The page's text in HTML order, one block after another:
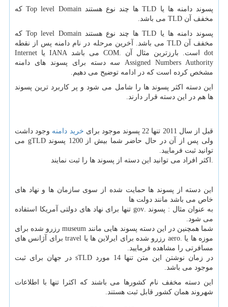
پسوند دامنه ها یا TLDها چند نوع هستندTop level Domainکه
مخفف آن TLD می باشد.
پسوند دامنه ها یا TLDها چند نوع هستندTop level Domainکه
مخفف آنTLD می باشد. آخرین مرحله در نام دامنه پس از نقطه
dot است. بارزترین مثال آن .COM می باشد IANA یا Internet
Assigned Numbers Authorityسه دسته برای پسوند های دامنه
مشخص کرده است که در ادامه توضیح می دهیم.
این دسته اکثر پسوند ها را شامل می شود و پر کاربرد ترین پسوند
ها هم در این دسته قرار دارند.
قبل از سال 2011 تنها 22 پسوند موجود برای خرید دامنه وجود داشت
ولی پس از آن در حال حاضر شما بیش از 1200 پسوند
gTLD می
توانید ثبت فرمایید.
.اکثر افراد می توانید این دسته از پسوند ها را ثبت نمایند
این دسته از پسوند ها حمایت شده از سوی سازمان ها و نهاد های
خاص می باشد مانند دولت ها
به عنوان مثال : پسوند .gov تنها برای نهاد های دولتی آمریکا استفاده
می شود.
شما همچنین در این دسته پسوند هایی مانند museumرزرو شده برای
موزه ها یا .aero رزرو شده برای ایرلاین ها یا travelبرای آژانس های
مسافرتی را مشاهده فرمایید.
در زمان نوشتن این متن تنها 14 مورد
sTLD در جهان برای ثبت
موجود می باشد.
این دسته مخفف نام کشورها می باشند که اکثرا تنها با اطلاعات
شهروند همان کشور قابل ثبت هستند.